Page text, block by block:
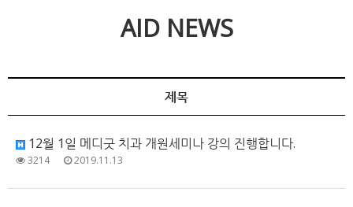
AID NEWS
제목
12월 1일 메디굿 치과 개원세미나 강의 진행합니다.
3214 2019.11.13